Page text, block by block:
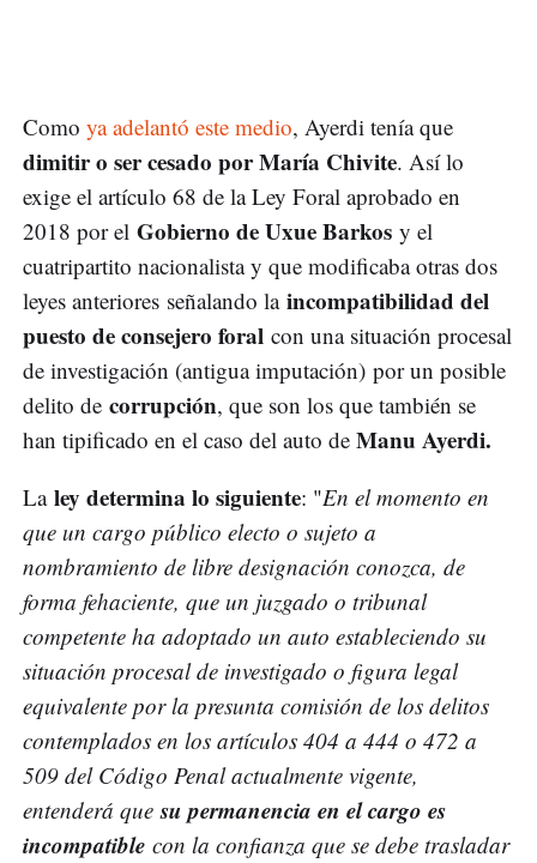
Como ya adelantó este medio, Ayerdi tenía que
dimitir o ser cesado por María Chivite. Así lo
exige el artículo 68 de la Ley Foral aprobado en
2018 por el Gobierno de Uxue Barkos y el
cuatripartito nacionalista y que modificaba otras dos
leyes anteriores señalando laincompatibilidad del
puesto de consejero foral con una situación procesal
de investigación (antigua imputación) por un posible
delito de corrupción, que son los que también se
han tipificado en el caso del auto de Manu Ayerdi.
La ley determina lo siguiente: "En el momento en
que un cargo público electo o sujeto a
nombramiento de libre designación conozca, de
forma fehaciente, que un juzgado o tribunal
competente ha adoptado un auto estableciendo su
situación procesal de investigado o figura legal
equivalente por la presunta comisión de los delitos
contemplados en los artículos 404 a 444 o 472 a
509 del Código Penal actualmente vigente,
entenderá que su permanencia en el cargo es
incompatible con la confianza que se debe trasladar